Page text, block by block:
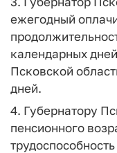
ежегодный
календарных
Псковской
дней.
4. Губернатору
пенсионного